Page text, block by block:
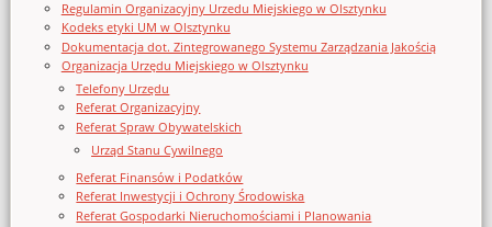
Regulamin Organizacyjny Urzedu Miejskiego w Olsztynku
Kodeks etyki UM w Olsztynku
Dokumentacja dot. Zintegrowanego Systemu Zarządzania Jakością
Organizacja Urzędu Miejskiego w Olsztynku
Telefony Urzędu
Referat Organizacyjny
Referat Spraw Obywatelskich
Urząd Stanu Cywilnego
Referat Finansów i Podatków
Referat Inwestycji i Ochrony Środowiska
Referat Gospodarki Nieruchomościami i Planowania